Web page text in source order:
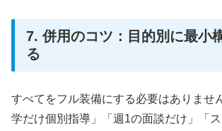
7. 併用のコツ：目的別に最小
る
すべてをフル装備にする必要はありませ
学だけ個別指導」「週1の面談だけ」「